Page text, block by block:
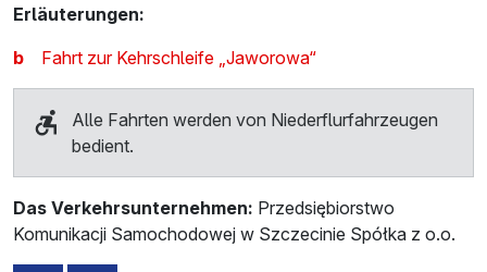
Erläuterungen:
b
Fahrt zur Kehrschleife „Jaworowa“
Alle Fahrten werden von Niederflurfahrzeugen
bedient.
Das Verkehrsunternehmen: Przedsiębiorstwo
Komunikacji Samochodowej w Szczecinie Spółka z o.o.